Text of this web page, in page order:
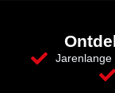
Jarenlange